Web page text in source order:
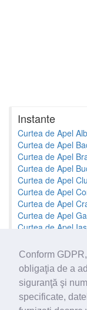
Conform
obligaţia de a
siguranţă şi
specificate,
Instante
Curtea de Apel
Curtea de Apel
Curtea de Apel
Curtea de Apel
Curtea de Apel
Curtea de Apel
Curtea de Apel
Curtea de Apel
Curtea de Apel
Toate instantele